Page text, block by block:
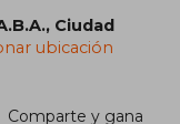
Ciudad
ubicación
Comparte y gana